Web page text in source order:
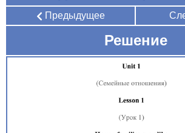
Предыдущее
Решение